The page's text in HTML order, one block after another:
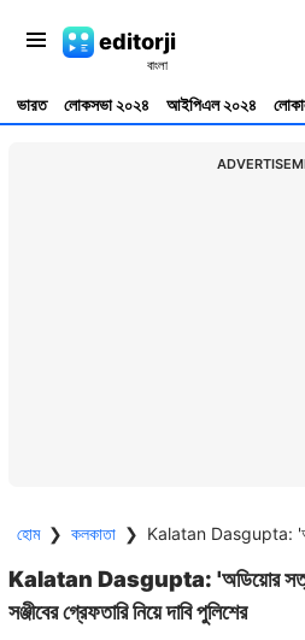
editorji
ভারত লোকসভা ২০২৪ আইপিএল ২০২৪
হোম ❯ কলকাতা ❯
Kalatan Dasgupta: 'অডিয়োর সত্যতা
সঞ্জীবের গ্রেফতারি নিয়ে দাবি পুলিশের